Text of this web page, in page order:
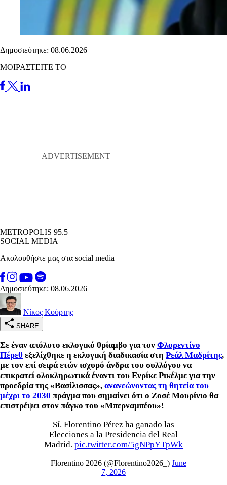
Δημοσιεύτηκε: 08.06.2026
ΜΟΙΡΑΣΤΕΙΤΕ ΤΟ
METROPOLIS 95.5
SOCIAL MEDIA
Ακολουθήστε μας στα social media
Δημοσιεύτηκε: 08.06.2026
Νίκος Κούρτης
SHARE
Σε έναν απόλυτο εκλογικό θρίαμβο για τον Φλορεντίνο
Πέρεθ εξελίχθηκε η εκλογική διαδικασία στη Ρεάλ Μαδρίτης,
με τον επί σειρά ετών ισχυρό άνδρα του συλλόγου να
επικρατεί ολοκληρωτικά έναντι του Ενρίκε Ρικέλμε για την
προεδρία της «Βασίλισσας», ανανεώνοντας τη θητεία του
μέχρι το 2030 πράγμα που σημαίνει ότι ο Ζοσέ Μουρίνιο θα
επιστρέψει στον πάγκο του «Μπερναμπέου»!
Sí. Florentino Pérez ha ganado las
Elecciones a la Presidencia del Real
Madrid. pic.twitter.com/5gNPpYTpWk
— Florentino 2026 (@Florentino2026_) June
7, 2026